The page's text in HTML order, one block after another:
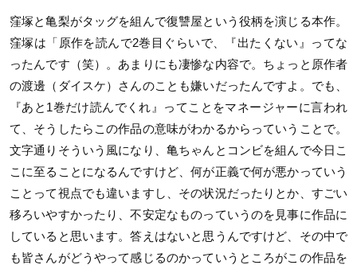
窪塚と亀梨がタッグを組んで復讐屋という役柄を演じる本作。
窪塚は「原作を読んで2巻目ぐらいで、『出たくない』ってな
ったんです（笑）。あまりにも凄惨な内容で。ちょっと原作者
の渡邊（ダイスケ）さんのことも嫌いだったんですよ。でも、
『あと1巻だけ読んでくれ』ってことをマネージャーに言われ
て、そうしたらこの作品の意味がわかるからっていうことで。
文字通りそういう風になり、亀ちゃんとコンビを組んで今日こ
こに至ることになるんですけど、何が正義で何が悪かっていう
ことって視点でも違いますし、その状況だったりとか、すごい
移ろいやすかったり、不安定なものっていうのを見事に作品に
していると思います。答えはないと思うんですけど、その中で
も皆さんがどうやって感じるのかっていうところがこの作品を